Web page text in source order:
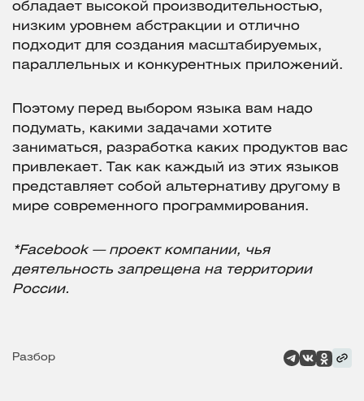
обладает высокой производительностью,
низким уровнем абстракции и отлично
подходит для создания масштабируемых,
параллельных и конкурентных приложений.
Поэтому перед выбором языка вам надо
подумать, какими задачами хотите
заниматься, разработка каких продуктов вас
привлекает. Так как каждый из этих языков
представляет собой альтернативу другому в
мире современного программирования.
*Facebook — проект компании, чья
деятельность запрещена на территории
России.
Разбор